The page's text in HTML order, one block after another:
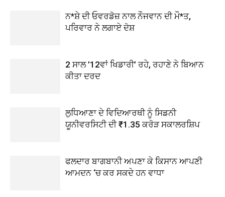
ਨ*ਸ਼ੇ ਦੀ ਓਵਰਡੋਜ਼ ਨਾਲ ਨੌਜਵਾਨ ਦੀ ਮੌ*ਤ,
ਪਰਿਵਾਰ ਨੇ ਲਗਾਏ ਦੋਸ਼
2 ਸਾਲ ’12ਵਾਂ ਖਿਡਾਰੀ’ ਰਹੇ, ਰਹਾਣੇ ਨੇ ਬਿਆਨ
ਕੀਤਾ ਦਰਦ
ਲੁਧਿਆਣਾ ਦੇ ਵਿਦਿਆਰਥੀ ਨੂੰ ਸਿਡਨੀ
ਯੂਨੀਵਰਸਿਟੀ ਦੀ ₹1.35 ਕਰੋੜ ਸਕਾਲਰਸ਼ਿਪ
ਫਲਦਾਰ ਬਾਗਬਾਨੀ ਅਪਣਾ ਕੇ ਕਿਸਾਨ ਆਪਣੀ
ਆਮਦਨ ‘ਚ ਕਰ ਸਕਦੇ ਹਨ ਵਾਧਾ